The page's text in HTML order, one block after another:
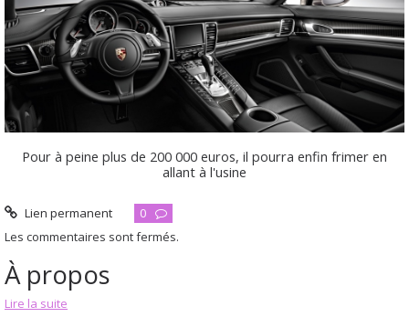
Pour à peine plus de 200 000 euros, il pourra enfin frimer en
allant à l'usine
Lien permanent
0
Les commentaires sont fermés.
À propos
Lire la suite